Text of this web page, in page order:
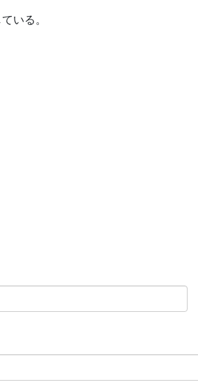
いる。